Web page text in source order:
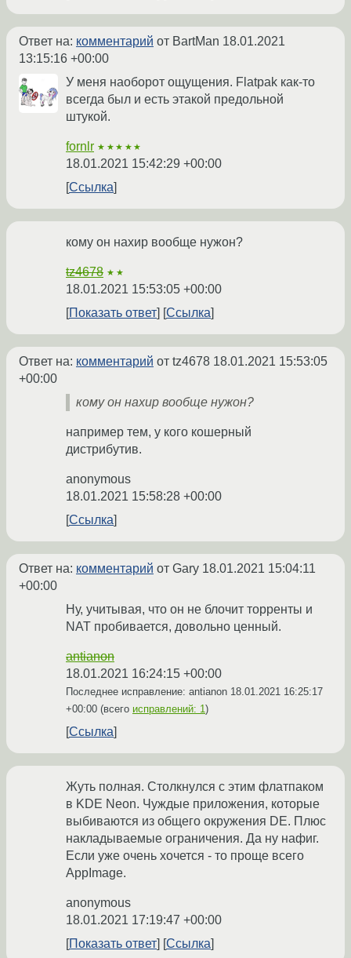
Ответ на: комментарий от BartMan 18.01.2021
13:15:16 +00:00
У меня наоборот ощущения. Flatpak как-то
всегда был и есть этакой предольной
штукой.
fornlr ★★★★★
18.01.2021 15:42:29 +00:00
Ссылка
кому он нахир вообще нужон?
tz4678 ★★
18.01.2021 15:53:05 +00:00
Показать ответ
Ссылка
Ответ на: комментарий от tz4678 18.01.2021 15:53:05
+00:00
кому он нахир вообще нужон?
например тем, у кого кошерный
дистрибутив.
anonymous
18.01.2021 15:58:28 +00:00
Ссылка
Ответ на: комментарий от Gary 18.01.2021 15:04:11
+00:00
Ну, учитывая, что он не блочит торренты и
NAT пробивается, довольно ценный.
antianon
18.01.2021 16:24:15 +00:00
Последнее исправление: antianon 18.01.2021 16:25:17
+00:00 (всего исправлений: 1)
Ссылка
Жуть полная. Столкнулся с этим флатпаком
в KDE Neon. Чуждые приложения, которые
выбиваются из общего окружения DE. Плюс
накладываемые ограничения. Да ну нафиг.
Если уже очень хочется - то проще всего
AppImage.
anonymous
18.01.2021 17:19:47 +00:00
Показать ответ
Ссылка